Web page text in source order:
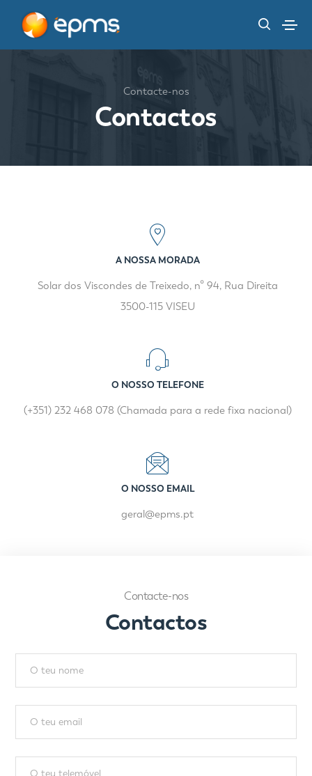
Contacte-nos
Contactos
A NOSSA MORADA
Solar dos Viscondes de Treixedo, nº 94, Rua Direita
3500-115 VISEU
O NOSSO TELEFONE
(+351) 232 468 078 (Chamada para a rede fixa nacional)
O NOSSO EMAIL
geral@epms.pt
Contacte-nos
Contactos